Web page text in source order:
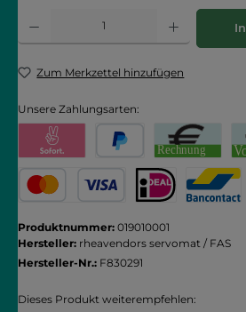
Produkt Anzahl: Gib den gewünschten Wert
Zum Merkzettel hinzufügen
Unsere Zahlungsarten:
Rechnung
Produktnummer: 019010001
Hersteller: rheavendors servomat / FAS
Hersteller-Nr.: F830291
Dieses Produkt weiterempfehlen: